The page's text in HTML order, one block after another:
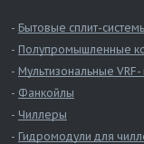
Бытовые сплит-
Полупромышленные
Мультизональные
Фанкойлы
Чиллеры
Гидромодули для